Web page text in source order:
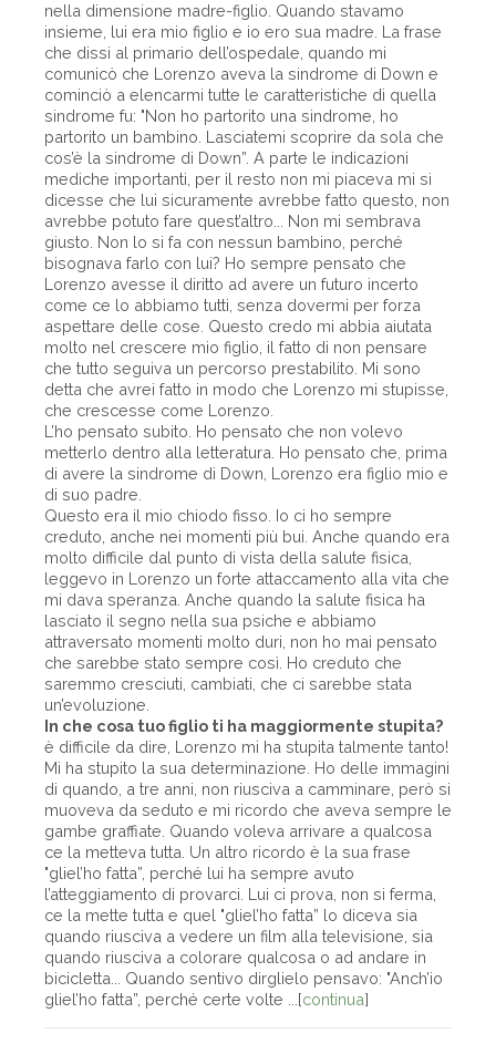
nella dimensione madre-figlio. Quando stavamo
insieme, lui era mio figlio e io ero sua madre. La frase
che dissi al primario dell’ospedale, quando mi
comunicò che Lorenzo aveva la sindrome di Down e
cominciò a elencarmi tutte le caratteristiche di quella
sindrome fu: "Non ho partorito una sindrome, ho
partorito un bambino. Lasciatemi scoprire da sola che
cos’è la sindrome di Down”. A parte le indicazioni
mediche importanti, per il resto non mi piaceva mi si
dicesse che lui sicuramente avrebbe fatto questo, non
avrebbe potuto fare quest’altro... Non mi sembrava
giusto. Non lo si fa con nessun bambino, perché
bisognava farlo con lui? Ho sempre pensato che
Lorenzo avesse il diritto ad avere un futuro incerto
come ce lo abbiamo tutti, senza dovermi per forza
aspettare delle cose. Questo credo mi abbia aiutata
molto nel crescere mio figlio, il fatto di non pensare
che tutto seguiva un percorso prestabilito. Mi sono
detta che avrei fatto in modo che Lorenzo mi stupisse,
che crescesse come Lorenzo.
L’ho pensato subito. Ho pensato che non volevo
metterlo dentro alla letteratura. Ho pensato che, prima
di avere la sindrome di Down, Lorenzo era figlio mio e
di suo padre.
Questo era il mio chiodo fisso. Io ci ho sempre
creduto, anche nei momenti più bui. Anche quando era
molto difficile dal punto di vista della salute fisica,
leggevo in Lorenzo un forte attaccamento alla vita che
mi dava speranza. Anche quando la salute fisica ha
lasciato il segno nella sua psiche e abbiamo
attraversato momenti molto duri, non ho mai pensato
che sarebbe stato sempre così. Ho creduto che
saremmo cresciuti, cambiati, che ci sarebbe stata
un’evoluzione.
In che cosa tuo figlio ti ha maggiormente stupita?
è difficile da dire, Lorenzo mi ha stupita talmente tanto!
Mi ha stupito la sua determinazione. Ho delle immagini
di quando, a tre anni, non riusciva a camminare, però si
muoveva da seduto e mi ricordo che aveva sempre le
gambe graffiate. Quando voleva arrivare a qualcosa
ce la metteva tutta. Un altro ricordo è la sua frase
"gliel’ho fatta”, perché lui ha sempre avuto
l’atteggiamento di provarci. Lui ci prova, non si ferma,
ce la mette tutta e quel "gliel’ho fatta” lo diceva sia
quando riusciva a vedere un film alla televisione, sia
quando riusciva a colorare qualcosa o ad andare in
bicicletta... Quando sentivo dirglielo pensavo: "Anch’io
gliel’ho fatta”, perché certe volte ...[continua]